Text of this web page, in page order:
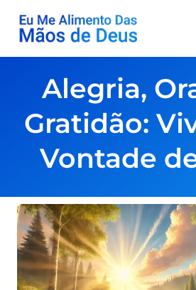
Alegria,
Gratidão:
Vontade